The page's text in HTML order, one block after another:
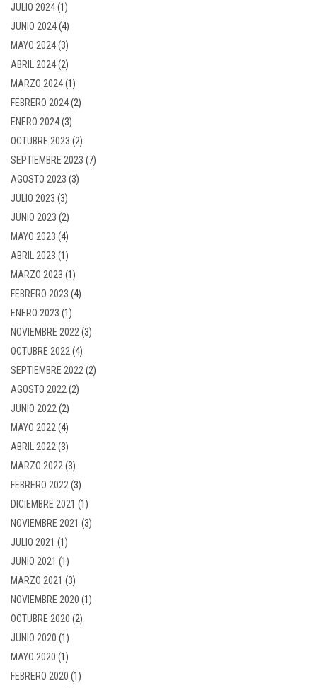
JULIO 2024(1)
JUNIO 2024(4)
MAYO 2024(3)
ABRIL 2024(2)
MARZO 2024(1)
FEBRERO 2024(2)
ENERO 2024(3)
OCTUBRE 2023 (2)
SEPTIEMBRE 2023 (7)
AGOSTO 2023 (3)
JULIO 2023 (3)
JUNIO 2023 (2)
MAYO 2023 (4)
ABRIL 2023 (1)
MARZO 2023 (1)
FEBRERO 2023 (4)
ENERO 2023 (1)
NOVIEMBRE 2022 (3)
OCTUBRE 2022 (4)
SEPTIEMBRE 2022 (2)
AGOSTO 2022 (2)
JUNIO 2022 (2)
MAYO 2022 (4)
ABRIL 2022 (3)
MARZO 2022 (3)
FEBRERO 2022 (3)
DICIEMBRE 2021 (1)
NOVIEMBRE 2021 (3)
JULIO 2021 (1)
JUNIO 2021 (1)
MARZO 2021 (3)
NOVIEMBRE 2020 (1)
OCTUBRE 2020 (2)
JUNIO 2020 (1)
MAYO 2020 (1)
FEBRERO 2020 (1)